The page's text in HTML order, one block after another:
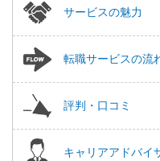
サービスの魅力
転職サービスの流
評判・口コミ
キャリアアドバイ